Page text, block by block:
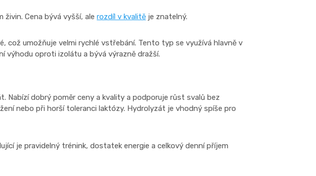
Cena bývá vyšší, ale rozdíl v kvalitě je znatelný.
což umožňuje velmi rychlé vstřebání. Tento typ se využívá hlavně v
výhodu oproti izolátu a bývá výrazně dražší.
Nabízí dobrý poměr ceny a kvality a podporuje růst svalů bez
nebo při horší toleranci laktózy. Hydrolyzát je vhodný spíše pro
je pravidelný trénink, dostatek energie a celkový denní příjem